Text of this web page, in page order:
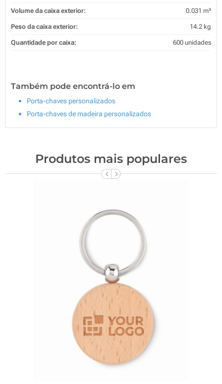
Volume da caixa exterior: 0.031 m³
Peso da caixa exterior: 14.2 kg
Quantidade por caixa: 600 unidades
Também pode encontrá-lo em
Porta-chaves personalizados
Porta-chaves de madeira personalizados
Produtos mais populares